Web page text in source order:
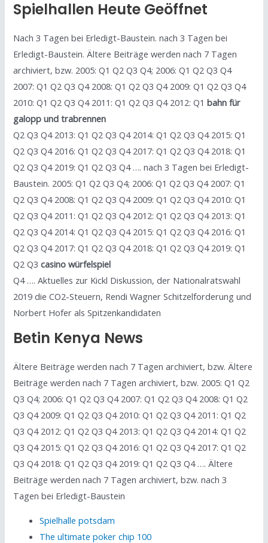
Spielhallen Heute Geöffnet
Nach 3 Tagen bei Erledigt-Baustein. nach 3 Tagen bei
Erledigt-Baustein. Ältere Beiträge werden nach 7 Tagen
archiviert, bzw. 2005: Q1 Q2 Q3 Q4; 2006: Q1 Q2 Q3 Q4
2007: Q1 Q2 Q3 Q4 2008: Q1 Q2 Q3 Q4 2009: Q1 Q2 Q3 Q4
2010: Q1 Q2 Q3 Q4 2011: Q1 Q2 Q3 Q4 2012: Q1bahn für
galopp und trabrennen
Q2 Q3 Q4 2013: Q1 Q2 Q3 Q4 2014: Q1 Q2 Q3 Q4 2015: Q1
Q2 Q3 Q4 2016: Q1 Q2 Q3 Q4 2017: Q1 Q2 Q3 Q4 2018: Q1
Q2 Q3 Q4 2019: Q1 Q2 Q3 Q4 …. nach 3 Tagen bei Erledigt-
Baustein. 2005: Q1 Q2 Q3 Q4; 2006: Q1 Q2 Q3 Q4 2007: Q1
Q2 Q3 Q4 2008: Q1 Q2 Q3 Q4 2009: Q1 Q2 Q3 Q4 2010: Q1
Q2 Q3 Q4 2011: Q1 Q2 Q3 Q4 2012: Q1 Q2 Q3 Q4 2013: Q1
Q2 Q3 Q4 2014: Q1 Q2 Q3 Q4 2015: Q1 Q2 Q3 Q4 2016: Q1
Q2 Q3 Q4 2017: Q1 Q2 Q3 Q4 2018: Q1 Q2 Q3 Q4 2019: Q1
Q2 Q3casino würfelspiel
Q4 …. Aktuelles zur Kickl Diskussion, der Nationalratswahl
2019 die CO2-Steuern, Rendi Wagner Schitzelforderung und
Norbert Hofer als Spitzenkandidaten
Betin Kenya News
Ältere Beiträge werden nach 7 Tagen archiviert, bzw. Ältere
Beiträge werden nach 7 Tagen archiviert, bzw. 2005: Q1 Q2
Q3 Q4; 2006: Q1 Q2 Q3 Q4 2007: Q1 Q2 Q3 Q4 2008: Q1 Q2
Q3 Q4 2009: Q1 Q2 Q3 Q4 2010: Q1 Q2 Q3 Q4 2011: Q1 Q2
Q3 Q4 2012: Q1 Q2 Q3 Q4 2013: Q1 Q2 Q3 Q4 2014: Q1 Q2
Q3 Q4 2015: Q1 Q2 Q3 Q4 2016: Q1 Q2 Q3 Q4 2017: Q1 Q2
Q3 Q4 2018: Q1 Q2 Q3 Q4 2019: Q1 Q2 Q3 Q4 …. Ältere
Beiträge werden nach 7 Tagen archiviert, bzw. nach 3
Tagen bei Erledigt-Baustein
Spielhalle potsdam
The ultimate poker chip 100